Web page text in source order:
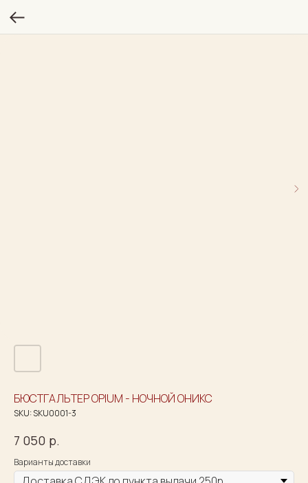
БЮСТГАЛЬТЕР OPIUM - НОЧНОЙ ОНИКС
SKU:SKU0001-3
7 050 р.
Варианты доставки